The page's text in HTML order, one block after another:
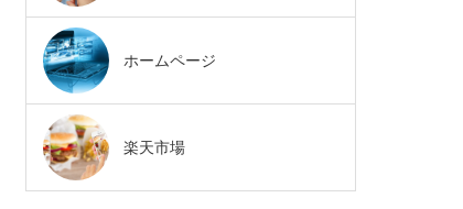
ホームページ
楽天市場